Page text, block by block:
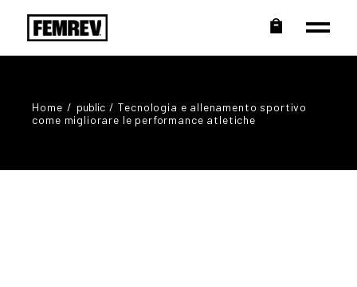
Home public
Tecnologia e allenamento sportivo
come migliorare le performance atletiche